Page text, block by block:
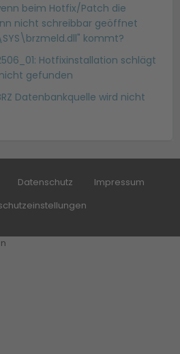
beim Hotfix/Patch die
nicht schreibbar geöffnet
kommt?
Hotfixinstallation schlägt
gefunden
Datenbankquelle wird nicht
Datenschutz
Impressum